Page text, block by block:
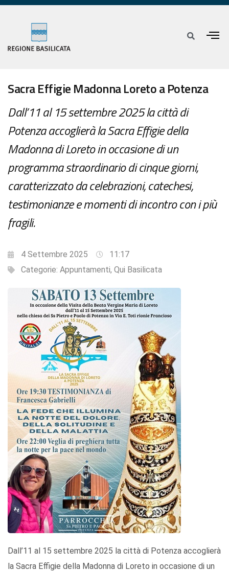
Sacra Effigie Madonna Loreto a Potenza
Dall’11 al 15 settembre 2025 la città di
Potenza accoglierà la Sacra Effigie della
Madonna di Loreto in occasione di un
programma straordinario di cinque giorni,
caratterizzato da celebrazioni, catechesi,
testimonianze e momenti di incontro con i più
fragili.
4 Settembre 2025
11:17
Categorie: Appuntamenti, Qui Basilicata
Dall’11 al 15 settembre 2025 la città di Potenza accoglierà
la Sacra Effigie della Madonna di Loreto in occasione di un